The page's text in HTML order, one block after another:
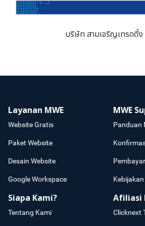
บริษัท สามเจริญเทรดดิ้ง
Layanan MWE
Website Gratis
Paket Website
Desain Website
Google Workspace
MWE
Panduan
Siapa Kami?
Tentang Kami
Afiliasi
Clicknext